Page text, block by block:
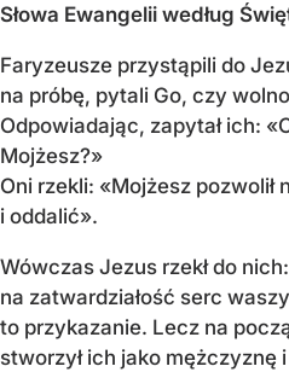
Słowa Ewangelii według
Faryzeusze przystąpili do
na próbę, pytali Go, czy
Odpowiadając, zapytał ich:
Mojżesz?»
Oni rzekli: «Mojżesz
i oddalić».
Wówczas Jezus rzekł do
na zatwardziałość serc
to przykazanie. Lecz na
stworzył ich jako mężczyznę